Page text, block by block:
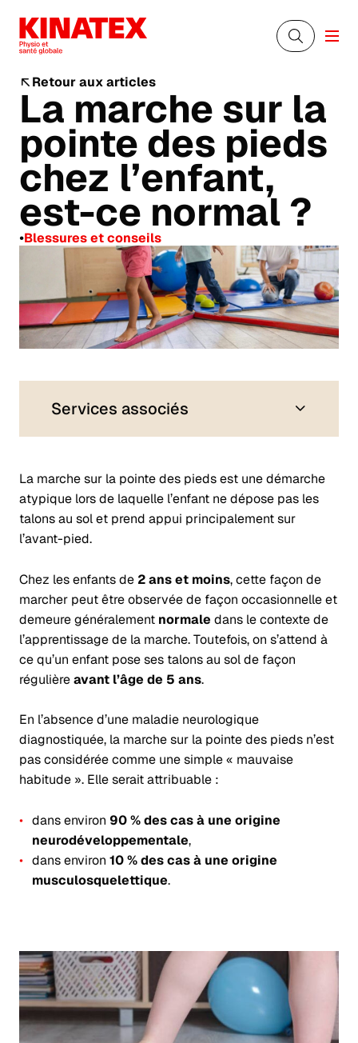
Retour aux articles
La marche sur la
pointe des pieds
chez l’enfant,
est-ce normal ?
•Blessures et conseils
Services associés
La marche sur la pointe des pieds est une démarche
atypique lors de laquelle l’enfant ne dépose pas les
talons au sol et prend appui principalement sur
l’avant-pied.
Chez les enfants de 2 ans et moins, cette façon de
marcher peut être observée de façon occasionnelle et
demeure généralement normale dans le contexte de
l’apprentissage de la marche. Toutefois, on s’attend à
ce qu’un enfant pose ses talons au sol de façon
régulièreavant l’âge de 5 ans.
En l’absence d’une maladie neurologique
diagnostiquée, la marche sur la pointe des pieds n’est
pas considérée comme une simple « mauvaise
habitude ». Elle serait attribuable :
dans environ 90 % des cas à une origine
neurodéveloppementale,
dans environ 10 % des cas à une origine
musculosquelettique.